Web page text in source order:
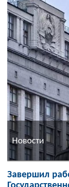
Новости
Завершил